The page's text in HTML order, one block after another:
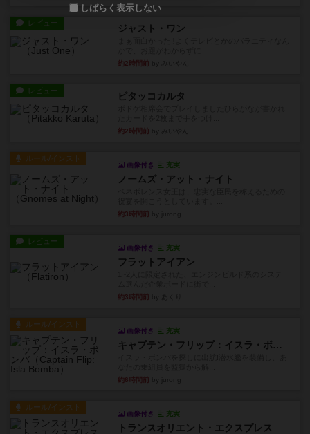
レビュー ジャスト・ワン
約2時間前
レビュー ピタッコカルタ
約2時間前
ルール/インスト
画像付き 充実
ノームズ・アット・ナイト
約3時間前
レビュー
画像付き 充実
フラットアイアン
約3時間前
ルール/インスト
画像付き 充実
キャプテン・フリップ：イスラ・ボンバ
約6時間前
ルール/インスト
画像付き 充実
トランスオリエント・エクスプレス
しばらく表示しない